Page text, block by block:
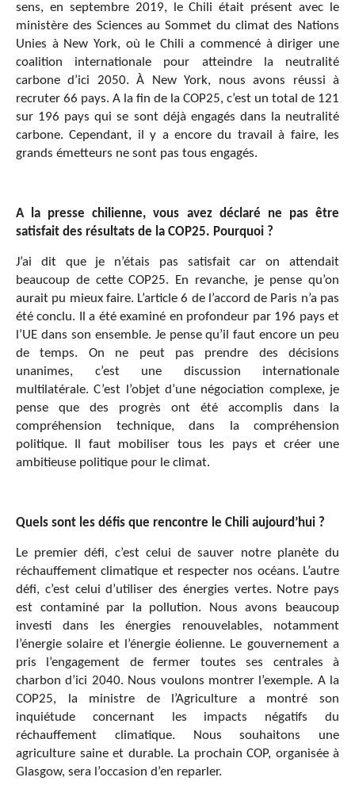
sens, en septembre 2019, le Chili était présent avec le
ministère des Sciences au Sommet du climat des Nations
Unies à New York, où le Chili a commencé à diriger une
coalition internationale pour atteindre la neutralité
carbone d’ici 2050. À New York, nous avons réussi à
recruter 66 pays. A la fin de la COP25, c’est un total de 121
sur 196 pays qui se sont déjà engagés dans la neutralité
carbone. Cependant, il y a encore du travail à faire, les
grands émetteurs ne sont pas tous engagés.
A la presse chilienne, vous avez déclaré ne pas être
satisfait des résultats de la COP25. Pourquoi ?
J’ai dit que je n’étais pas satisfait car on attendait
beaucoup de cette COP25. En revanche, je pense qu’on
aurait pu mieux faire. L’article 6 de l’accord de Paris n’a pas
été conclu. Il a été examiné en profondeur par 196 pays et
l’UE dans son ensemble. Je pense qu’il faut encore un peu
de temps. On ne peut pas prendre des décisions
unanimes, c’est une discussion internationale
multilatérale. C’est l’objet d’une négociation complexe, je
pense que des progrès ont été accomplis dans la
compréhension technique, dans la compréhension
politique. Il faut mobiliser tous les pays et créer une
ambitieuse politique pour le climat.
Quels sont les défis que rencontre le Chili aujourd’hui ?
Le premier défi, c’est celui de sauver notre planète du
réchauffement climatique et respecter nos océans. L’autre
défi, c’est celui d’utiliser des énergies vertes. Notre pays
est contaminé par la pollution. Nous avons beaucoup
investi dans les énergies renouvelables, notamment
l’énergie solaire et l’énergie éolienne. Le gouvernement a
pris l’engagement de fermer toutes ses centrales à
charbon d’ici 2040. Nous voulons montrer l’exemple. A la
COP25, la ministre de l’Agriculture a montré son
inquiétude concernant les impacts négatifs du
réchauffement climatique. Nous souhaitons une
agriculture saine et durable. La prochain COP, organisée à
Glasgow, sera l’occasion d’en reparler.